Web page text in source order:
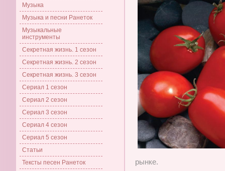
Музыка
Музыка и песни Ранеток
Музыкальные
инструменты
Секретная жизнь. 1 сезон
Секретная жизнь. 2 сезон
Секретная жизнь. 3 сезон
Сериал 1 сезон
Сериал 2 сезон
Сериал 3 сезон
Сериал 4 сезон
Сериал 5 сезон
Статьи
Тексты песен Ранеток
рынке.